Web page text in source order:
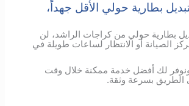
بطارية حولي الأقل جهداً،
بطارية حولي من كراجات الراشد، لن
الصيانة أو الانتظار لساعات طويلة في
ونوفر لك أفضل خدمة ممكنة خلال وقت
الطريق بسرعة وثقة.